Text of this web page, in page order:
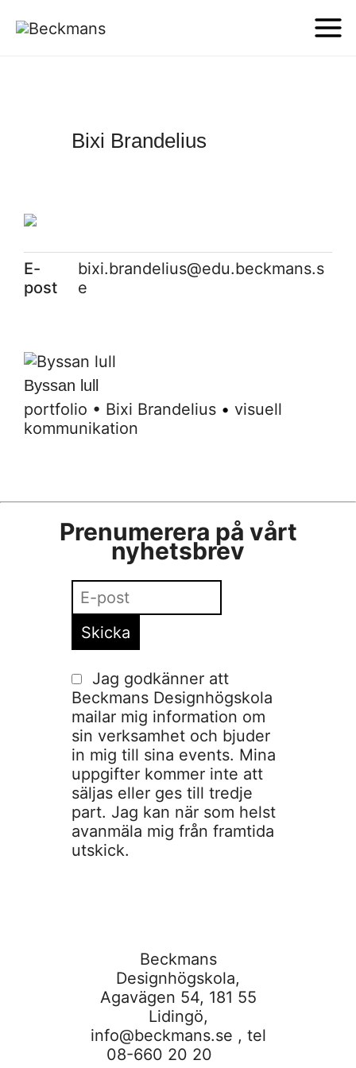
Bixi Brandelius
E-
post
bixi.brandelius@edu.beckmans.s
e
Byssan lull
portfolio • Bixi Brandelius • visuell
kommunikation
Prenumerera på vårt
nyhetsbrev
Jag godkänner att
Beckmans Designhögskola
mailar mig information om
sin verksamhet och bjuder
in mig till sina events. Mina
uppgifter kommer inte att
säljas eller ges till tredje
part. Jag kan när som helst
avanmäla mig från framtida
utskick.
Beckmans
Designhögskola,
Agavägen 54, 181 55
Lidingö,
info@beckmans.se , tel
08-660 20 20